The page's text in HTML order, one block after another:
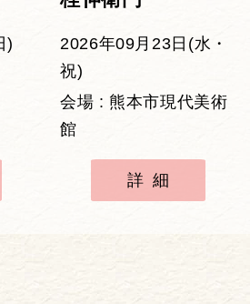
)
2026年09月23日(水・
祝)
会場 : 熊本市現代美術
館
詳細